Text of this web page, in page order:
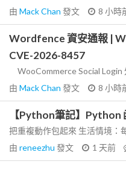
由 Mack Chan 發文 8 小時
Wordfence 資安通報 |
CVE-2026-8457
WooCommerce Social Login
由 Mack Chan 發文 8 小時
【Python筆記】Python
把重複動作包起來 生活情境：
由 reneezhu 發文 1 天前